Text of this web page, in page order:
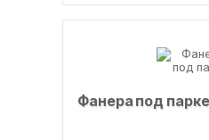
Фанера под